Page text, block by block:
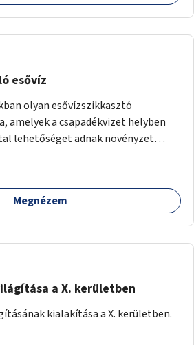
esővíz
olyan esővízszikkasztó
amelyek a csapadékvizet helyben
lehetőséget adnak növényzet
Megnézem
a X. kerületben
kialakítása a X. kerületben.